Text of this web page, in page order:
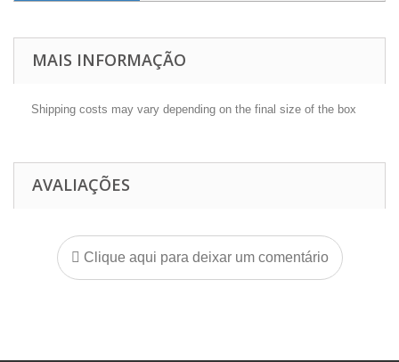
MAIS INFORMAÇÃO
Shipping costs may vary depending on the final size of the box
AVALIAÇÕES
Clique aqui para deixar um comentário